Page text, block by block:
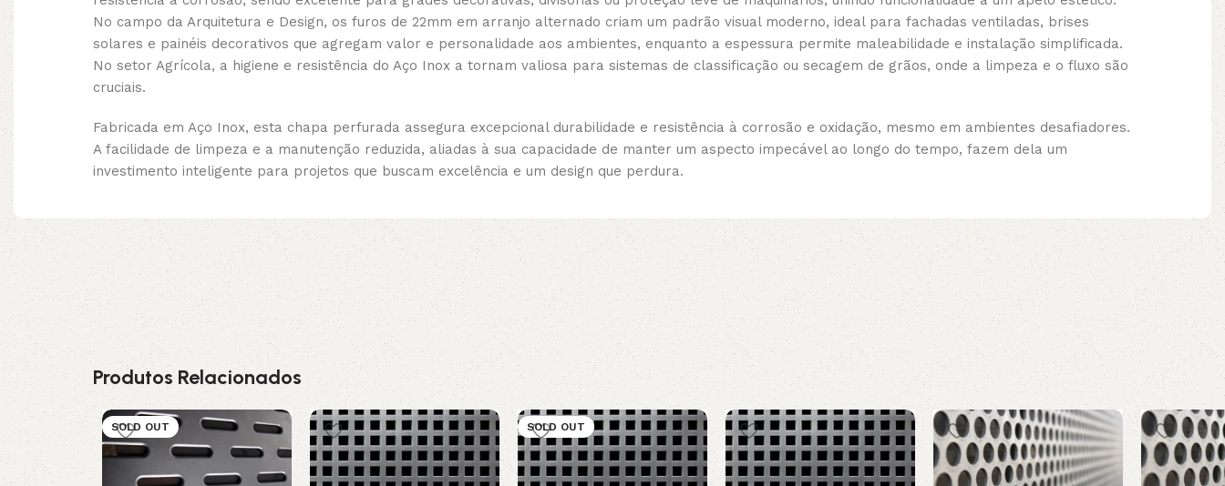
No campo da Arquitetura e Design, os furos de 22mm em arranjo alternado criam um padrão visual moderno, ideal para fachadas ventiladas, brises
solares e painéis decorativos que agregam valor e personalidade aos ambientes, enquanto a espessura permite maleabilidade e instalação simplificada.
No setor Agrícola, a higiene e resistência do Aço Inox a tornam valiosa para sistemas de classificação ou secagem de grãos, onde a limpeza e o fluxo são
cruciais.
Fabricada em Aço Inox, esta chapa perfurada assegura excepcional durabilidade e resistência à corrosão e oxidação, mesmo em ambientes desafiadores.
A facilidade de limpeza e a manutenção reduzida, aliadas à sua capacidade de manter um aspecto impecável ao longo do tempo, fazem dela um
investimento inteligente para projetos que buscam excelência e um design que perdura.
Produtos Relacionados
SOLD OUT SOLD OUT